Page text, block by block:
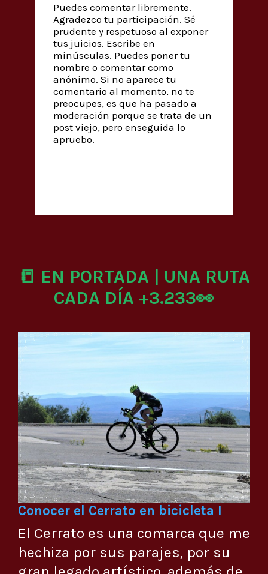
Puedes comentar libremente.
Agradezco tu participación. Sé
prudente y respetuoso al exponer
tus juicios. Escribe en
minúsculas. Puedes poner tu
nombre o comentar como
anónimo. Si no aparece tu
comentario al momento, no te
preocupes, es que ha pasado a
moderación porque se trata de un
post viejo, pero enseguida lo
apruebo.
📒 EN PORTADA | UNA RUTA
CADA DÍA +3.233👀
Conocer el Cerrato en bicicleta I
El Cerrato es una comarca que me
hechiza por sus parajes, por su